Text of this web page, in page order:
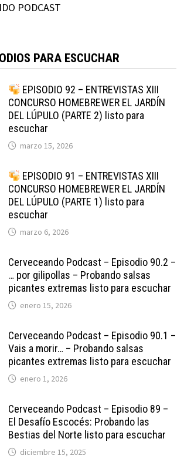
PODCAST
PARA ESCUCHAR
EPISODIO 92 – ENTREVISTAS XIII
CONCURSO HOMEBREWER EL JARDÍN
DEL LÚPULO (PARTE 2) listo para
escuchar
marzo 15, 2026
EPISODIO 91 – ENTREVISTAS XIII
CONCURSO HOMEBREWER EL JARDÍN
DEL LÚPULO (PARTE 1) listo para
escuchar
marzo 6, 2026
Cerveceando Podcast – Episodio 90.2 –
… por gilipollas – Probando salsas
picantes extremas listo para escuchar
enero 15, 2026
Cerveceando Podcast – Episodio 90.1 –
Vais a morir… – Probando salsas
picantes extremas listo para escuchar
enero 1, 2026
Cerveceando Podcast – Episodio 89 –
El Desafío Escocés: Probando las
Bestias del Norte listo para escuchar
diciembre 15, 2025